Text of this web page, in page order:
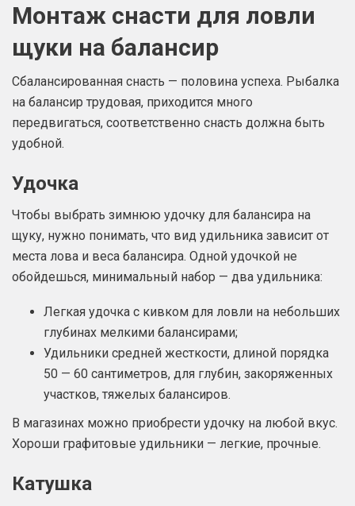
Монтаж снасти для ловли
щуки на балансир
Сбалансированная снасть — половина успеха. Рыбалка
на балансир трудовая, приходится много
передвигаться, соответственно снасть должна быть
удобной.
Удочка
Чтобы выбрать зимнюю удочку для балансира на
щуку, нужно понимать, что вид удильника зависит от
места лова и веса балансира. Одной удочкой не
обойдешься, минимальный набор — два удильника:
Легкая удочка с кивком для ловли на небольших
глубинах мелкими балансирами;
Удильники средней жесткости, длиной порядка
50 — 60 сантиметров, для глубин, закоряженных
участков, тяжелых балансиров.
В магазинах можно приобрести удочку на любой вкус.
Хороши графитовые удильники — легкие, прочные.
Катушка